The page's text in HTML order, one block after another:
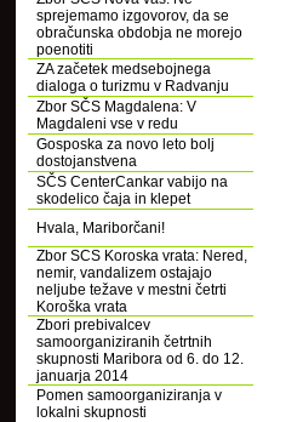
sprejemamo izgovorov, da se
obračunska obdobja ne morejo
poenotiti
ZA začetek medsebojnega
dialoga o turizmu v Radvanju
Zbor SČS Magdalena: V
Magdaleni vse v redu
Gosposka za novo leto bolj
dostojanstvena
SČS CenterCankar vabijo na
skodelico čaja in klepet
Hvala, Mariborčani!
Zbor SCS Koroska vrata: Nered,
nemir, vandalizem ostajajo
neljube težave v mestni četrti
Koroška vrata
Zbori prebivalcev
samoorganiziranih četrtnih
skupnosti Maribora od 6. do 12.
januarja 2014
Pomen samoorganiziranja v
lokalni skupnosti